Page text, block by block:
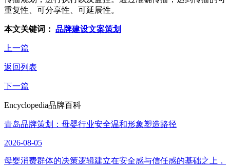
重复性、可分享性、可延展性。
本文关键词： 品牌建设文案策划
上一篇
返回列表
下一篇
Encyclopedia品牌百科
青岛品牌策划：母婴行业安全温和形象塑造路径
2026-08-05
母婴消费群体的决策逻辑建立在安全感与信任感的基础之上，